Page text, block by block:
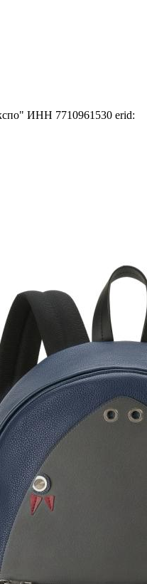
ИНН 7710961530 erid: